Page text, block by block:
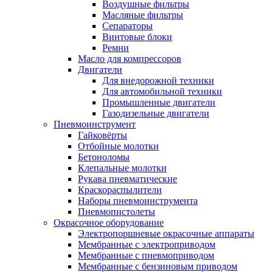
Воздушные фильтры
Масляные фильтры
Сепараторы
Винтовые блоки
Ремни
Масло для компрессоров
Двигатели
Для внедорожной техники
Для автомобильной техники
Промышленные двигатели
Газодизельные двигатели
Пневмоинструмент
Гайковёрты
Отбойные молотки
Бетоноломы
Клепальные молотки
Рукава пневматические
Краскораспылители
Наборы пневмоинструмента
Пневмопистолеты
Окрасочное оборудование
Электропоршневые окрасочные аппараты
Мембранные с электроприводом
Мембранные с пневмоприводом
Мембранные с бензиновым приводом